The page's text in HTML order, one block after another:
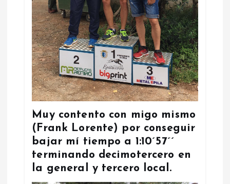
Muy contento con migo mismo
(Frank Lorente) por conseguir
bajar mí tiempo a 1:10´57´´
terminando decimotercero en
la general y tercero local.